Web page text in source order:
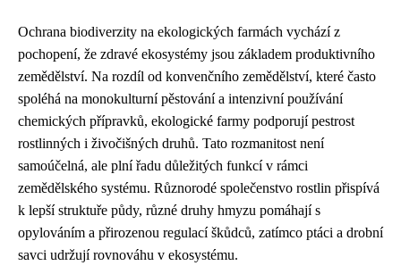
Ochrana biodiverzity na ekologických farmách vychází z
pochopení, že zdravé ekosystémy jsou základem produktivního
zemědělství. Na rozdíl od konvenčního zemědělství, které často
spoléhá na monokulturní pěstování a intenzivní používání
chemických přípravků, ekologické farmy podporují pestrost
rostlinných i živočišných druhů. Tato rozmanitost není
samoúčelná, ale plní řadu důležitých funkcí v rámci
zemědělského systému. Různorodé společenstvo rostlin přispívá
k lepší struktuře půdy, různé druhy hmyzu pomáhají s
opylováním a přirozenou regulací škůdců, zatímco ptáci a drobní
savci udržují rovnováhu v ekosystému.